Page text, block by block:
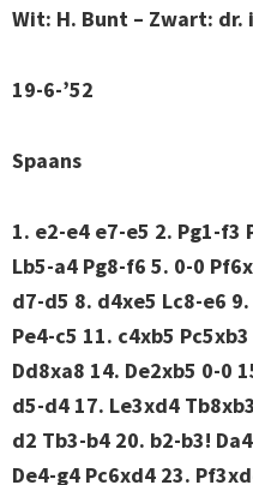
Wit: H. Bunt – Zwart: dr.
19-6-’52
Spaans
1. e2-e4 e7-e5 2. Pg1-f3
Lb5-a4 Pg8-f6 5. 0-0
d7-d5 8. d4xe5 Lc8-e6
Pe4-c5 11. c4xb5
Dd8xa8 14. De2xb5 0-0
d5-d4 17. Le3xd4
d2 Tb3-b4 20. b2-b3!
De4-g4 Pc6xd4 23.